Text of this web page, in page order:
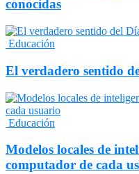
conocidas
Educación
El verdadero sentido
Educación
Modelos locales de
computador de cada